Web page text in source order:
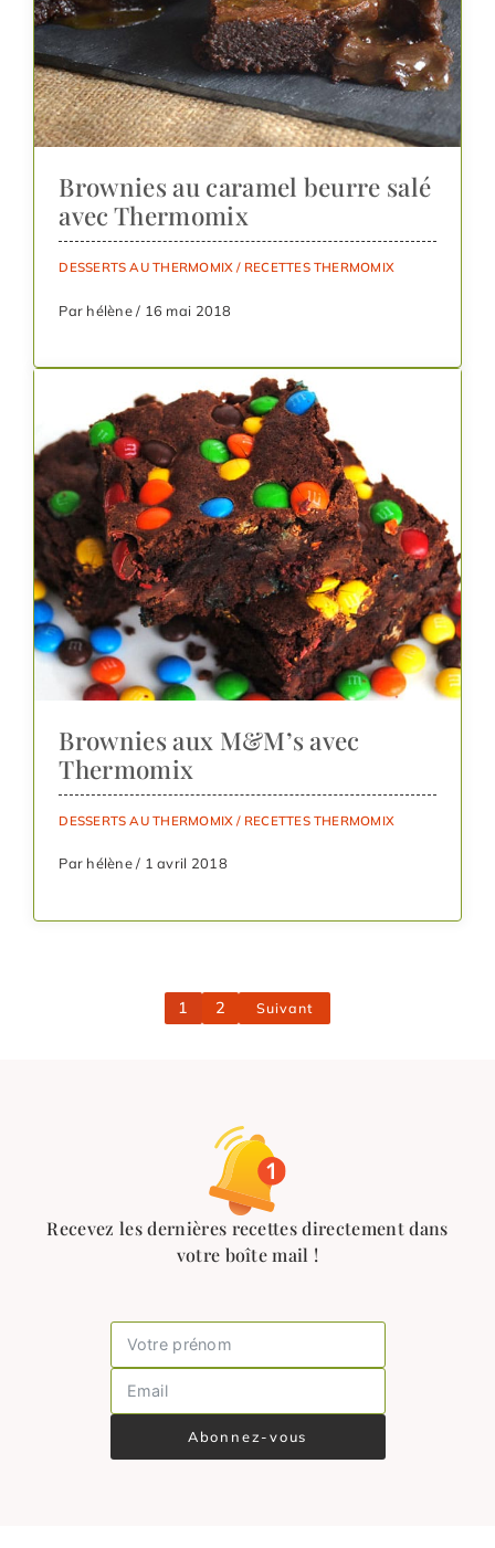
Brownies au caramel beurre salé
avec Thermomix
DESSERTS AU THERMOMIX / RECETTES THERMOMIX
Par hélène / 16 mai 2018
Brownies aux M&M’s avec
Thermomix
DESSERTS AU THERMOMIX / RECETTES THERMOMIX
Par hélène / 1 avril 2018
1 2 Suivant
Recevez les dernières recettes directement dans
votre boîte mail !
Abonnez-vous